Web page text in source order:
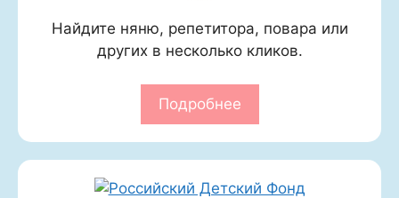
Найдите няню, репетитора, повара или
других в несколько кликов.
Подробнее